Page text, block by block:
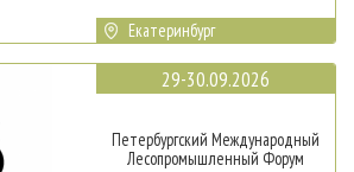
Екатеринбург
29-30.09.2026
Петербургский Международный
Лесопромышленный Форум